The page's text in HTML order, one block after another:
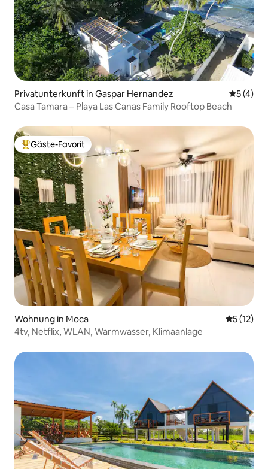
Privatunterkunft in Gaspar Hernandez
5 (4)
Casa Tamara – Playa Las Canas Family Rooftop Beach
Beliebter Gäste-Favorit.
Gäste-Favorit
Wohnung in Moca
5 (12)
4tv, Netflix, WLAN, Warmwasser, Klimaanlage